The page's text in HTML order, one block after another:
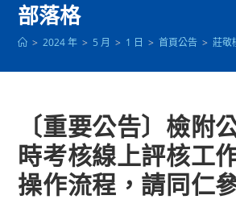
部落格
> 2024 年 > 5 月 > 1 日 > 首頁公告 > 莊敬
〔重要公告〕檢附
時考核線上評核工
操作流程，請同仁